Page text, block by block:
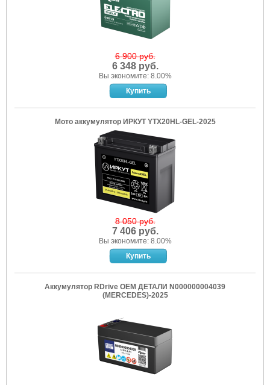
6 900 руб.
6 348 руб.
Вы экономите: 8.00%
Мото аккумулятор ИРКУТ YTX20HL-GEL-2025
8 050 руб.
7 406 руб.
Вы экономите: 8.00%
Аккумулятор RDrive OEM ДЕТАЛИ N000000004039
(MERCEDES)-2025